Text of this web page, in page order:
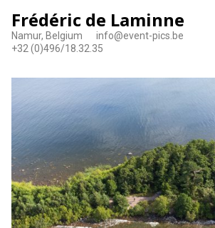
Frédéric de Laminne
Namur, Belgium
info@event-pics.be
+32 (0)496/18.32.35